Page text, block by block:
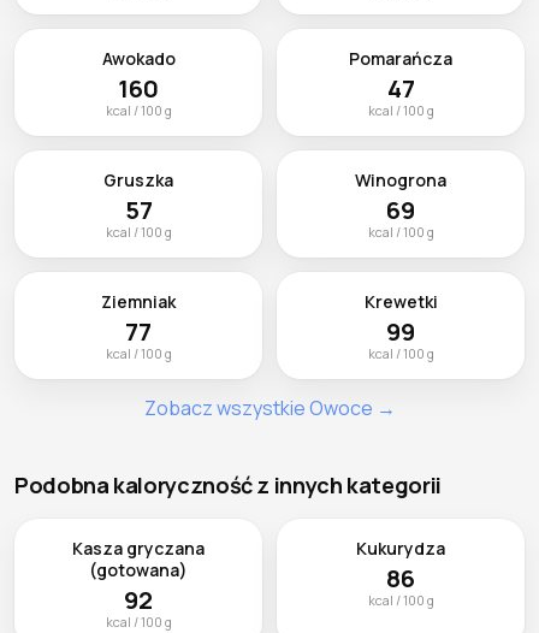
Awokado
160
kcal / 100 g
Pomarańcza
47
kcal / 100 g
Gruszka
57
kcal / 100 g
Winogrona
69
kcal / 100 g
Ziemniak
77
kcal / 100 g
Krewetki
99
kcal / 100 g
Zobacz wszystkie Owoce →
Podobna kaloryczność z innych kategorii
Kasza gryczana
(gotowana)
92
kcal / 100 g
Kukurydza
86
kcal / 100 g